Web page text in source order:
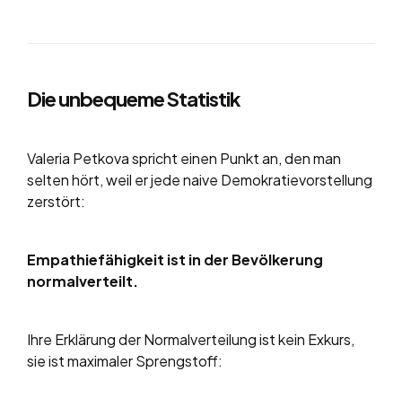
Die unbequeme Statistik
Valeria Petkova spricht einen Punkt an, den man
selten hört, weil er jede naive Demokratievorstellung
zerstört:
Empathiefähigkeit ist in der Bevölkerung
normalverteilt.
Ihre Erklärung der Normalverteilung ist kein Exkurs,
sie ist maximaler Sprengstoff: